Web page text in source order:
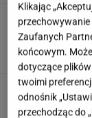
Klikając
przechowywanie
Zaufanych
końcowym.
dotyczące
twoimi
odnośnik
przechodząc do